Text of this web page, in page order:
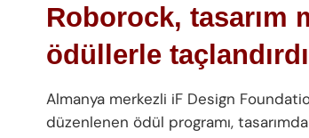
Roborock, tasarım
ödüllerle taçlandırdı
Almanya merkezli iF Design
düzenlenen ödül programı,